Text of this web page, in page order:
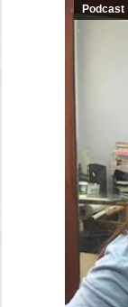
Podcast